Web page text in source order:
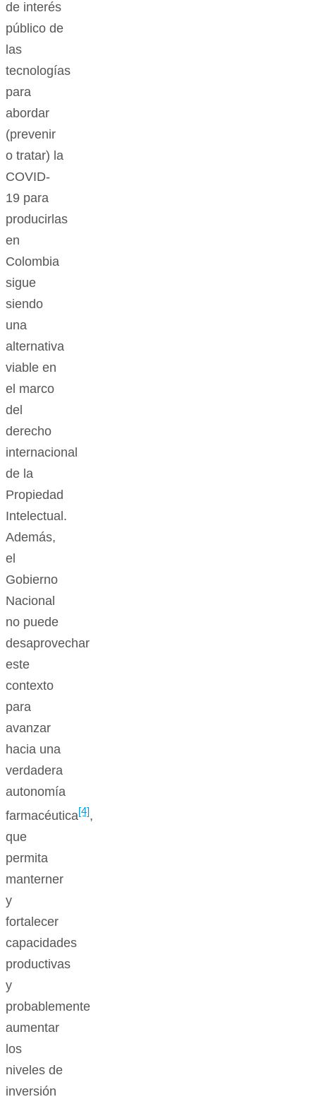
de interés
público de
las
tecnologías
para
abordar
(prevenir
o tratar) la
COVID-
19 para
producirlas
en
Colombia
sigue
siendo
una
alternativa
viable en
el marco
del
derecho
internacional
de la
Propiedad
Intelectual.
Además,
el
Gobierno
Nacional
no puede
desaprovechar
este
contexto
para
avanzar
hacia una
verdadera
autonomía
farmacéutica[4],
que
permita
manterner
y
fortalecer
capacidades
productivas
y
probablemente
aumentar
los
niveles de
inversión